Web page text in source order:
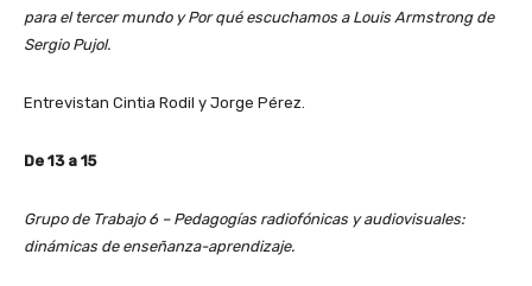
para el tercer mundo y Por qué escuchamos a Louis Armstrong de
Sergio Pujol.
Entrevistan Cintia Rodil y Jorge Pérez.
De 13 a 15
Grupo de Trabajo 6 – Pedagogías radiofónicas y audiovisuales:
dinámicas de enseñanza-aprendizaje.